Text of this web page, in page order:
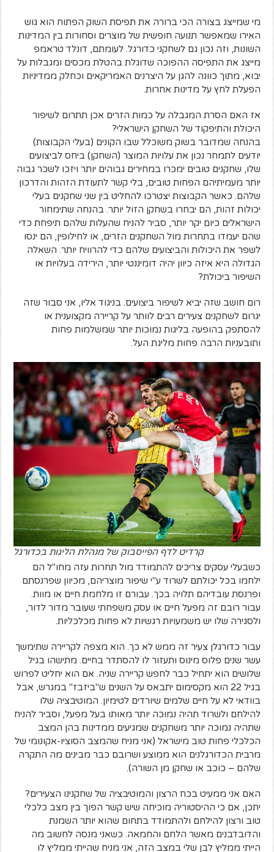
מי שמייצג בצורה הכי ברורה את תפיסת השוק הפתוח הוא גוש
האירו שמאפשר תנועה חופשית של מוצרים וסחורות בין המדינות
השונות, וזה נכון גם לשחקני כדורגל. לעומתם, דונלד טראמפ
מייצג את התפיסה ההפוכה שדוגלת בהטלת מכסים ומגבלות על
יבוא, מתוך כוונה להגן על היצרנים האמריקאים וכחלק ממדיניות
הפעלת לחץ על מדינות אחרות.
אז האם הסרת המגבלה על כמות הזרים אכן תתרום לשיפור
היכולת והתיפקוד של השחקן הישראלי?
בהנחה שמדובר בשוק משוכלל שבו הקונים (בעלי הקבוצות)
יודעים לתמחר נכון את עלויות המוצר (השחקן) ביחס לביצועים
שלו, שחקנים טובים ימכרו במחירים גבוהים יותר ויזכו לשכר גבוה
יותר מעמיתיהם הפחות טובים, בלי קשר לתעודת הזהות והדרכון
שלהם. כאשר הקבוצות יצטרכו להחליט בין שני שחקנים בעלי
יכולות זהות, הם יבחרו בשחקן הזול יותר. בהנחה שתימחור
הישראלים כיום יקר יותר, סביר להניח שהעלות שלהם תיפחת כדי
שהם יעמדו בתחרות מול השחקנים הזרים, או לחילופין, הם ינסו
לשפר את היכולות והביצועים שלהם כדי להרוויח יותר. השאלה
הגדולה היא איזה כיוון יהיה דומיננטי יותר, הירידה בעלויות או
השיפור ביכולת?
רום חושב שזה יביא לשיפור ביצועים. בניגוד אליו, אני סבור שזה
יגרום לשחקנים צעירים רבים לוותר על קריירה מקצוענית או
להסתפק בהופעה בליגות נמוכות יותר שמשלמות פחות
ותובעניות הרבה פחות מליגת העל.
קרדיט לדף הפייסבוק של מנהלת הליגות בכדורגל
כשבעלי עסקים צריכים להתמודד מול תחרות עזה מחו"ל הם
ילחמו בכל יכולתם לשרוד ע"י שיפור מוצריהם, מכיוון שפרנסתם
ופרנסת עובדיהם תלויה בכך. עבורם זו מלחמת חיים או מוות.
עבור רובם זה מפעל חיים או עסק משפחתי שעובר מדור לדור,
ולסגירה שלו יש משמעויות רגשיות לא פחות מכלכליות.
עבור כדורגלן צעיר זה ממש לא כך. הוא מצפה לקריירה שתימשך
עשר שנים פלוס מינוס ותעזור לו להסתדר בחיים. מתישהו בגיל
שלושים הוא יתחיל כבר לחפש קריירה שניה. אם הוא יחליט לפרוש
בגיל 22 הוא מקסימום יתבאס על השנים ש"ביזבז" במגרש, אבל
בוודאי לא על חיים שלמים שיורדים לטימיון. המוטיבציה שלו
להילחם ולשרוד תהיה נמוכה יותר מאותו בעל מפעל, וסביר להניח
שתהיה נמוכה יותר משחקנים שמגיעים ממדינות בהן המצב
הכלכלי פחות טוב מישראל (אני מניח שהמצב הסוציו-אקונומי של
מרבית הכדורגלנים הוא ממוצע ושרובם כבר מבינים מה התקרה
שלהם – כוכב או שחקן מן השורה).
האם אני ממעיט בכח הרצון והמוטיבציה של שחקנינו הצעירים?
יתכן, אם כי ההיסטוריה מוכיחה שיש קשר הפוך בין מצב כלכלי
טוב ורצון להילחם ולהתמודד בתחום שהוא יותר השמנת
והדובדבנים מאשר הלחם והחמאה. כשאני מנסה לחשוב מה
הייתי ממליץ לבן שלי במצב הזה, אני מניח שהייתי ממליץ לו